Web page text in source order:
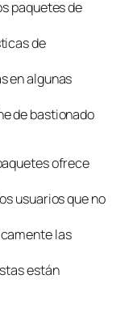
paquetes de
de
en algunas
de bastionado
ofrece
usuarios que no
las
están